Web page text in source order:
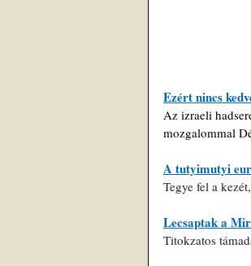
Ezért nincs
Az izraeli
mozgalommal
A tutyimutyi
Tegye fel a
Lecsaptak a
Titokzatos